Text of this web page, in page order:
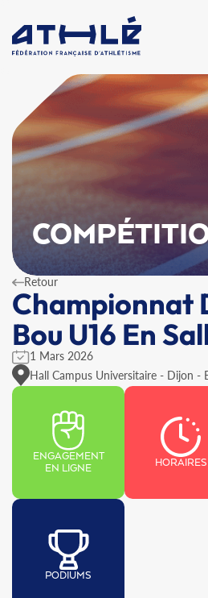
Retour
Championnat
Bou U16 En
1 Mars 2026
Hall Campus Universitaire - Dijon -
ENGAGEMENT
EN LIGNE
HORAIRES
PODIUMS